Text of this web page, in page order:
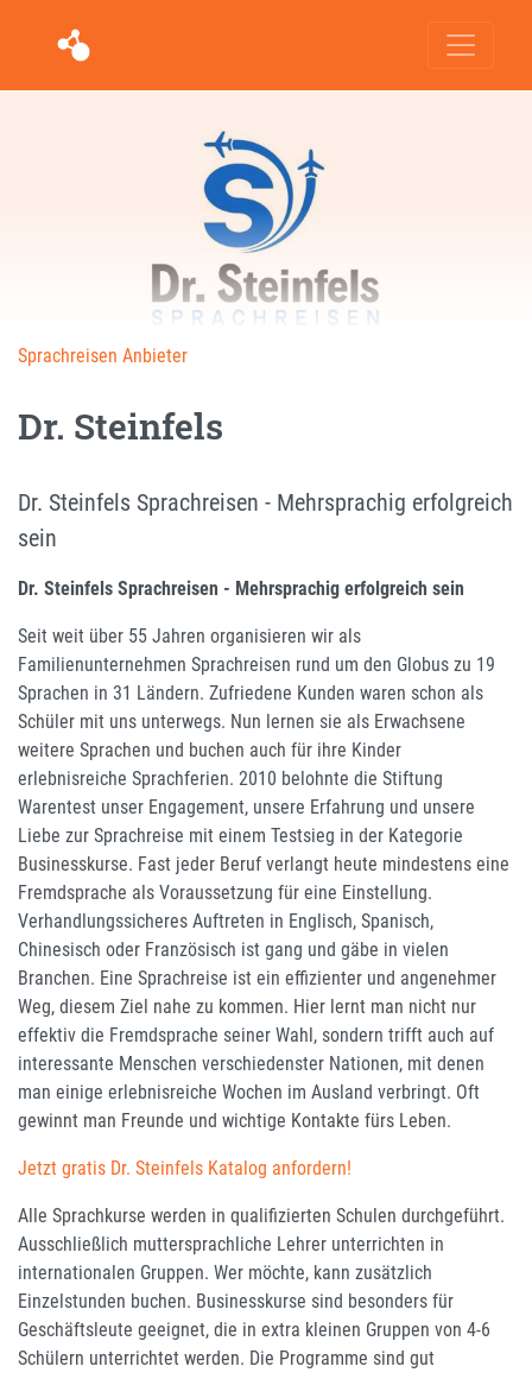
Sprachreisen Anbieter
Dr. Steinfels
Dr. Steinfels Sprachreisen - Mehrsprachig erfolgreich
sein
Dr. Steinfels Sprachreisen - Mehrsprachig erfolgreich sein
Seit weit über 55 Jahren organisieren wir als
Familienunternehmen Sprachreisen rund um den Globus zu 19
Sprachen in 31 Ländern. Zufriedene Kunden waren schon als
Schüler mit uns unterwegs. Nun lernen sie als Erwachsene
weitere Sprachen und buchen auch für ihre Kinder
erlebnisreiche Sprachferien. 2010 belohnte die Stiftung
Warentest unser Engagement, unsere Erfahrung und unsere
Liebe zur Sprachreise mit einem Testsieg in der Kategorie
Businesskurse. Fast jeder Beruf verlangt heute mindestens eine
Fremdsprache als Voraussetzung für eine Einstellung.
Verhandlungssicheres Auftreten in Englisch, Spanisch,
Chinesisch oder Französisch ist gang und gäbe in vielen
Branchen. Eine Sprachreise ist ein effizienter und angenehmer
Weg, diesem Ziel nahe zu kommen. Hier lernt man nicht nur
effektiv die Fremdsprache seiner Wahl, sondern trifft auch auf
interessante Menschen verschiedenster Nationen, mit denen
man einige erlebnisreiche Wochen im Ausland verbringt. Oft
gewinnt man Freunde und wichtige Kontakte fürs Leben.
Jetzt gratis Dr. Steinfels Katalog anfordern!
Alle Sprachkurse werden in qualifizierten Schulen durchgeführt.
Ausschließlich muttersprachliche Lehrer unterrichten in
internationalen Gruppen. Wer möchte, kann zusätzlich
Einzelstunden buchen. Businesskurse sind besonders für
Geschäftsleute geeignet, die in extra kleinen Gruppen von 4-6
Schülern unterrichtet werden. Die Programme sind gut